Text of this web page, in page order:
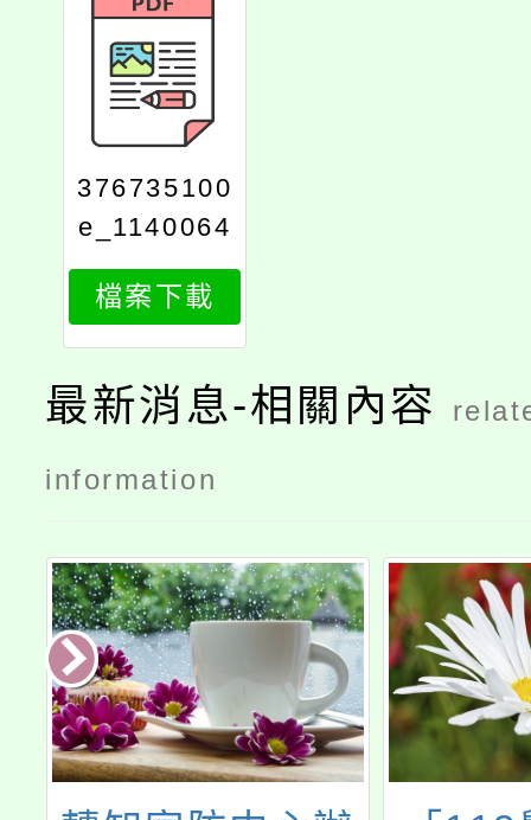
376735100
e_1140064
129_attach
1
檔案下載
最新消息-相關內容
information